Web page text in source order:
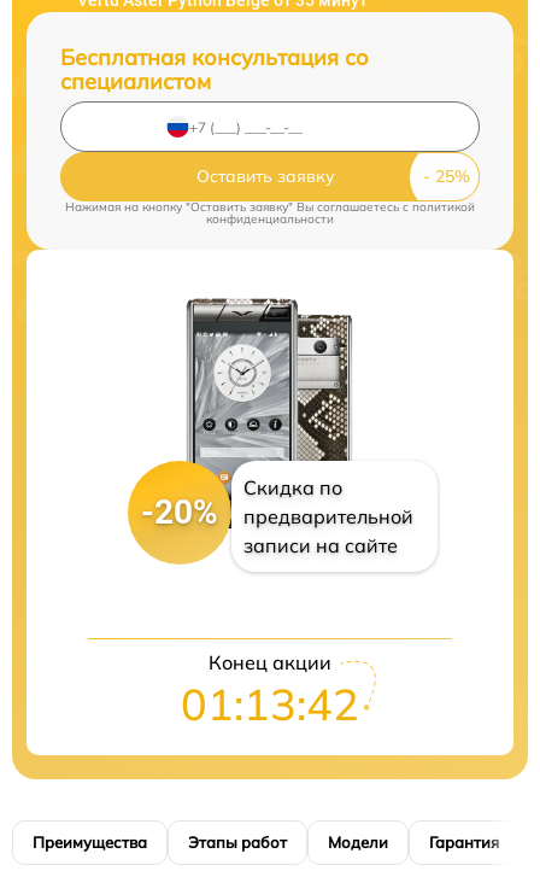
Бесплатная консультация со
специалистом
Оставить заявку
Нажимая на кнопку "Оставить заявку" Вы соглашаетесь cполитикой
конфиденциальности
-20%
Скидка по
предварительной
записи на сайте
Конец акции
01:13:41
Преимущества Этапы работ Модели Гарантия